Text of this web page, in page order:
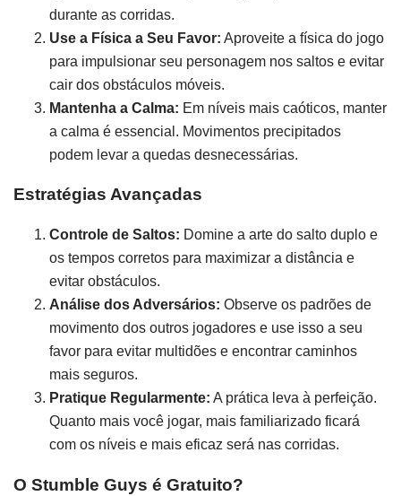
durante as corridas.
Use a Física a Seu Favor: Aproveite a física do jogo
para impulsionar seu personagem nos saltos e evitar
cair dos obstáculos móveis.
Mantenha a Calma: Em níveis mais caóticos, manter
a calma é essencial. Movimentos precipitados
podem levar a quedas desnecessárias.
Estratégias Avançadas
Controle de Saltos: Domine a arte do salto duplo e
os tempos corretos para maximizar a distância e
evitar obstáculos.
Análise dos Adversários: Observe os padrões de
movimento dos outros jogadores e use isso a seu
favor para evitar multidões e encontrar caminhos
mais seguros.
Pratique Regularmente: A prática leva à perfeição.
Quanto mais você jogar, mais familiarizado ficará
com os níveis e mais eficaz será nas corridas.
O Stumble Guys é Gratuito?